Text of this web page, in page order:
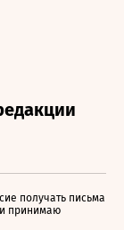
получать письма
принимаю